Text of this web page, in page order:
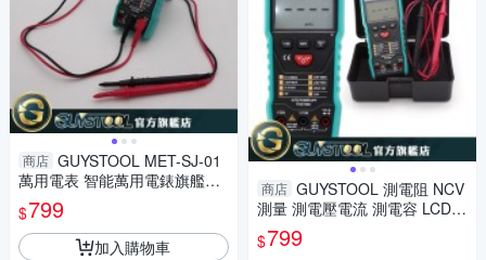
商店 GUYSTOOL MET-SJ-01
萬用電表 智能萬用電錶旗艦款
測電容 測電壓電流 電場感應信
號
$799
加入購物車
商店 GUYSTOOL 測電阻 NCV
測量 測電壓電流 測電容 LCD顯
示螢幕 手持電表 電表 萬用表
電壓 萬用電表
$799